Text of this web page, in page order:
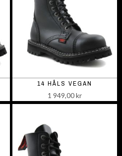
14 HÅLS VEGAN
1 949,00 kr